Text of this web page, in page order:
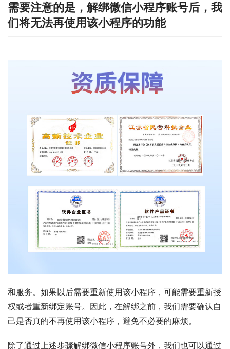
需要注意的是，解绑微信小程序账号后，我
们将无法再使用该小程序的功能
和服务。如果以后需要重新使用该小程序，可能需要重新授
权或者重新绑定账号。因此，在解绑之前，我们需要确认自
己是否真的不再使用该小程序，避免不必要的麻烦。
除了通过上述步骤解绑微信小程序账号外，我们也可以通过